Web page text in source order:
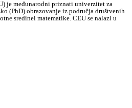
je međunarodni priznati univerzitet za
(PhD) obrazovanje iz područja društvenih
sredinei matematike. CEU se nalazi u